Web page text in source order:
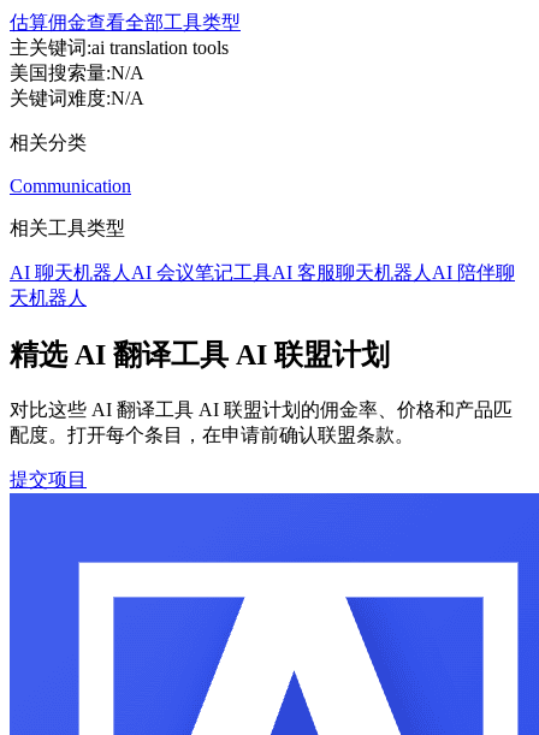
估算佣金查看全部工具类型
主关键词:ai translation tools
美国搜索量:N/A
关键词难度:N/A
相关分类
Communication
相关工具类型
AI 聊天机器人 AI 会议笔记工具AI 客服聊天机器人 AI 陪伴聊
天机器人
精选 AI 翻译工具 AI 联盟计划
对比这些 AI 翻译工具 AI 联盟计划的佣金率、价格和产品匹
配度。打开每个条目，在申请前确认联盟条款。
提交项目